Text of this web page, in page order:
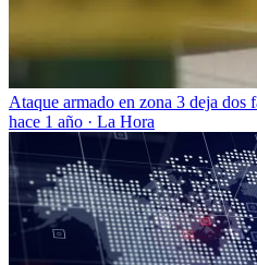
Ataque armado en zona 3 deja dos
hace 1 año · La Hora